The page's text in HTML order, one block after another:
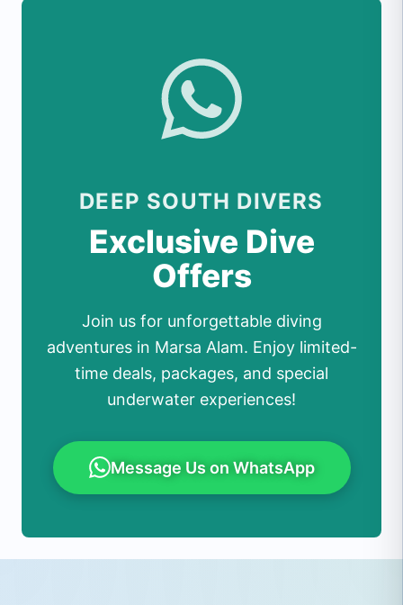
DEEP SOUTH DIVERS
Exclusive Dive
Offers
Join us for unforgettable diving
adventures in Marsa Alam. Enjoy limited-
time deals, packages, and special
underwater experiences!
Message Us on WhatsApp